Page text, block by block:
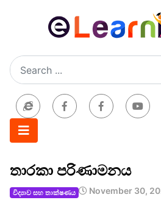
තාරකා පරිණාමනය
විද්‍යාව සහ තාක්ෂණය November 30,